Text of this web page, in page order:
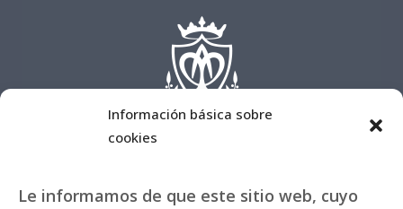
Información básica sobre
cookies
Le informamos de que este sitio web, cuyo